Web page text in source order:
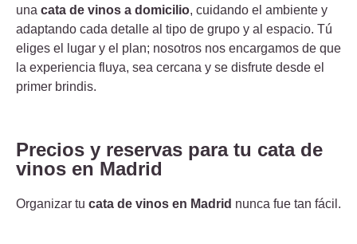
una cata de vinos a domicilio, cuidando el ambiente y
adaptando cada detalle al tipo de grupo y al espacio. Tú
eliges el lugar y el plan; nosotros nos encargamos de que
la experiencia fluya, sea cercana y se disfrute desde el
primer brindis.
Precios y reservas para tu cata de
vinos en Madrid
Organizar tu cata de vinos en Madrid nunca fue tan fácil.